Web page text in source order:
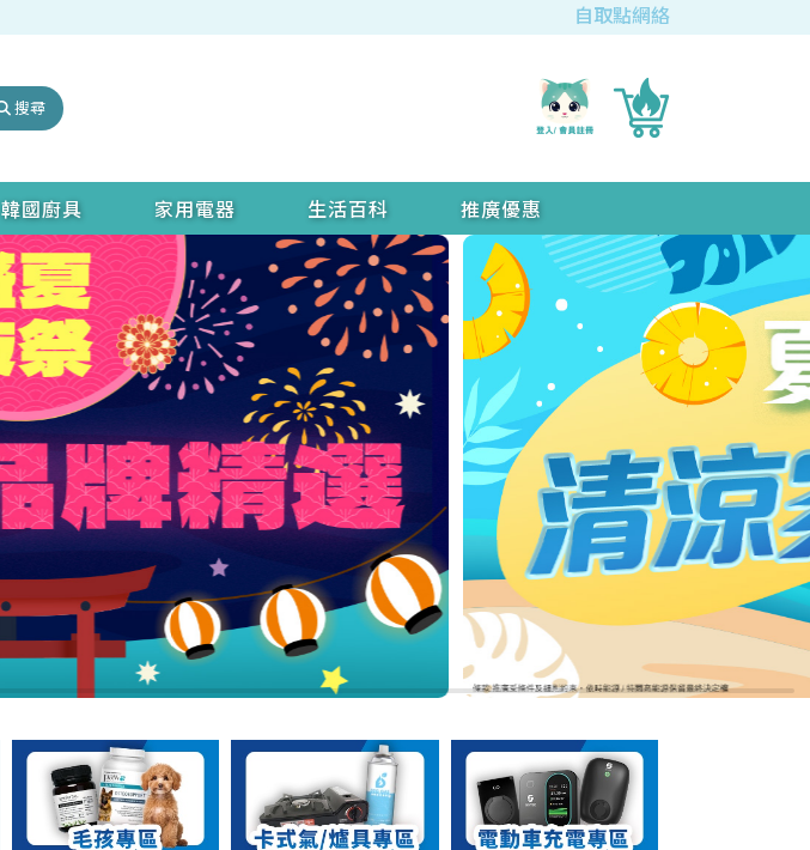
自取點網絡
搜尋
韓國廚具 家用電器 生活百科 推廣優惠